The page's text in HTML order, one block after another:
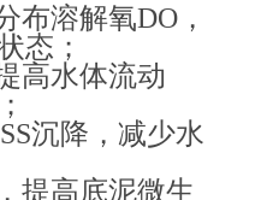
布溶解氧DO，
态；
高水体流动
沉降，减少水
提高底泥微生